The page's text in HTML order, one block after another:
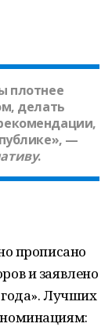
плотнее
делать
—
.
прописано
и заявлено
Лучших